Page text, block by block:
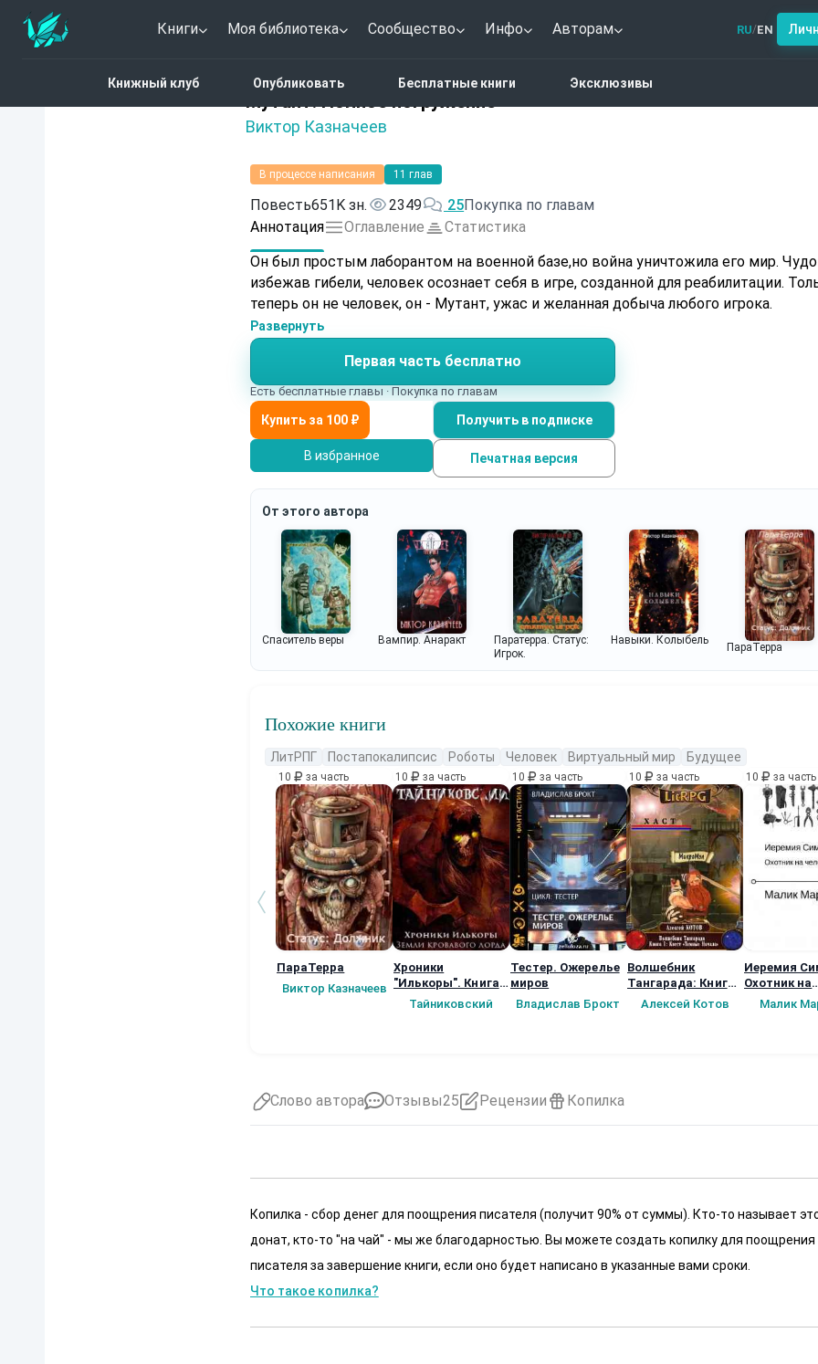
Книги Моя библиотека Сообщество Инфо Авторам RU/EN
Книжный клуб Опубликовать Бесплатные книги Эксклюзивы
Мутант. Полное погружение
Виктор Казначеев
4.9 (9)
В процессе написания 11 глав
Повесть651K зн. 2349 25Покупка по главам
Аннотация
Оглавление
Статистика
Он был простым лаборантом на военной базе,но война уничтожила его мир.
избежав гибели, человек осознает себя в игре, созданной для реабилитации.
теперь он не человек, он - Мутант, ужас и желанная добыча любого игрока.
Развернуть
Первая часть бесплатно
Есть бесплатные главы · Покупка по главам
Получить в подписке
В избранное Печатная версия
От этого автора
Спаситель веры Вампир. Анаракт
Паратерра. Статус:
Игрок.
Навыки. Колыбель
ПараТерра
Похожие книги
ЛитРПГ Постапокалипсис Роботы Человек Виртуальный мир Будущее
10 за часть
ПараТерра
Виктор Казначеев
10 за часть
Хроники
"Илькоры". Книга
вторая: Земли
Тайниковский
10 за часть
Тестер. Ожерелье
миров
Владислав Брокт
10 за часть
Волшебник
Тангарада: Книга
1: Квест «темные
Алексей Котов
10 за часть
Иеремия
Охотник на
человеков.
Малик
Слово автора Отзывы25 Рецензии Копилка
Копилка - сбор денег для поощрения писателя (получит 90% от суммы). Кто-то называет
донат, кто-то "на чай" - мы же благодарностью. Вы можете создать копилку для поощрения
писателя за завершение книги, если оно будет написано в указанные вами сроки.
Что такое копилка?